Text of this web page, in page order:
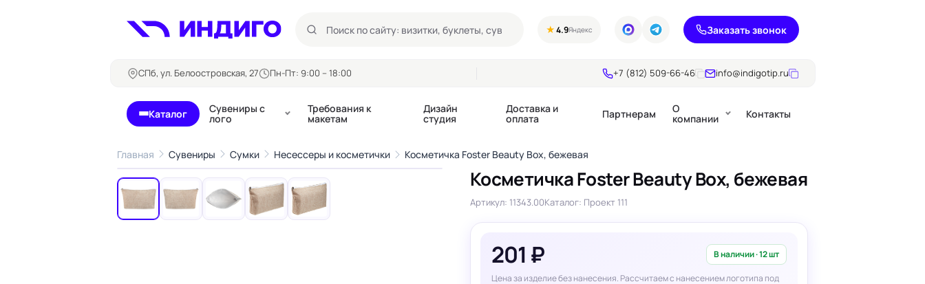
★4.9Яндекс Заказать звонок
СПб, ул. Белоостровская, 27 Пн-Пт: 9:00 – 18:00 +7 (812) 509-66-46 info@indigotip.ru
Каталог
Бланки и формуляры
Блокноты
Бейджи
Билеты, купоны
Буклеты
Календари настольные
Календари перекидные
Календари Трио
Диспенсеры
Дорхенгеры / Крючки
Флажки бумажные
Ценники
Шелфтокеры
Презентации, годовые
Сувениры с
лого
Требования к
макетам
Дизайн
студия
Доставка и
оплата Партнерам О
компании Контакты
Главная Сувениры Сумки Несессеры и косметички Косметичка Foster Beauty Box, бежевая
‹ ›
1/5
Косметичка Foster Beauty Box, бежевая
Артикул: 11343.00Каталог: Проект 111
201 ₽ В наличии · 12 шт
Цена за изделие без нанесения. Рассчитаем с нанесением логотипа под